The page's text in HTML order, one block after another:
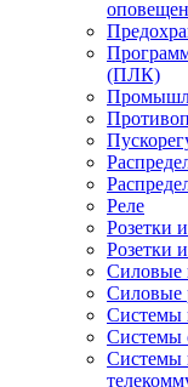
(ПЛК)
Реле
Розетки
Розетки
Силовые
Силовые
Системы
Системы
Системы